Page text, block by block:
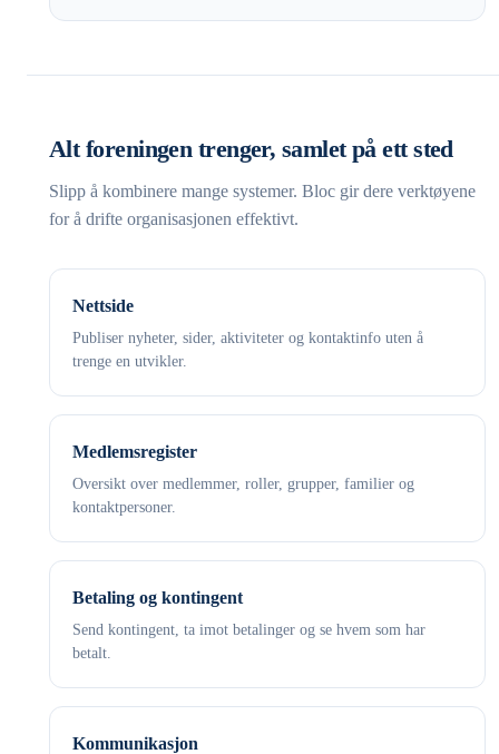
Alt foreningen trenger, samlet på ett sted
Slipp å kombinere mange systemer. Bloc gir dere verktøyene
for å drifte organisasjonen effektivt.
Nettside
Publiser nyheter, sider, aktiviteter og kontaktinfo uten å
trenge en utvikler.
Medlemsregister
Oversikt over medlemmer, roller, grupper, familier og
kontaktpersoner.
Betaling og kontingent
Send kontingent, ta imot betalinger og se hvem som har
betalt.
Kommunikasjon